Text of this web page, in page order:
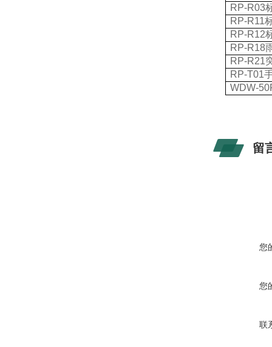
RP-R03
RP-R11
RP-R12
RP-R18
RP-R21
RP-T01
WDW-
留
您
您
联